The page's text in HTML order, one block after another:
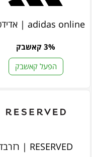
adidas online | אדידס אונליין
3% קאשבק
הפעל קאשבק
RESERVED | רזרבד